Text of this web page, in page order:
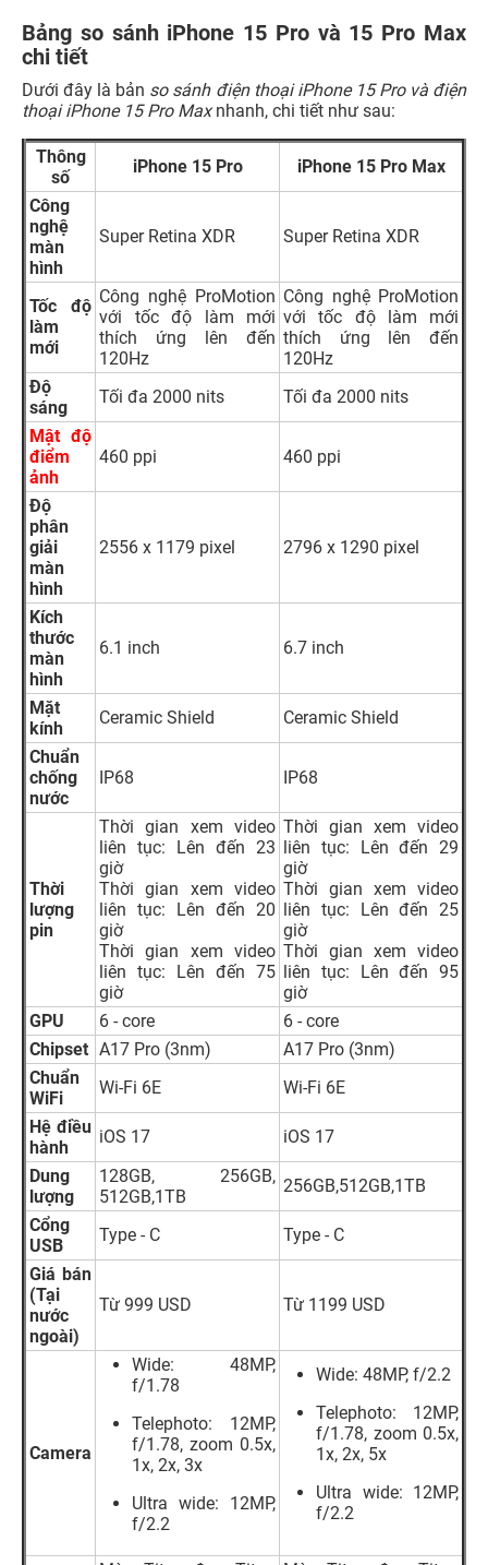
Bảng so sánh iPhone 15 Pro và 15 Pro Max
chi tiết
Dưới đây là bản so sánh điện thoại iPhone 15 Pro và điện
thoại iPhone 15 Pro Maxnhanh, chi tiết như sau:
Thông
số
iPhone 15 Pro
iPhone 15 Pro Max
Công
nghệ
màn
hình
Super Retina XDR Super Retina XDR
Tốc độ
làm
mới
Công nghệ ProMotion
với tốc độ làm mới
thích ứng lên đến
120Hz
Công nghệ ProMotion
với tốc độ làm mới
thích ứng lên đến
120Hz
Độ
sáng
Tối đa 2000 nits
Tối đa 2000 nits
Mật độ
điểm
ảnh
460 ppi 460 ppi
Độ
phân
giải
màn
hình
2556 x 1179 pixel 2796 x 1290 pixel
Kích
thước
màn
hình
6.1 inch 6.7 inch
Mặt
kính
Ceramic Shield
Ceramic Shield
Chuẩn
chống
nước
IP68 IP68
Thời
lượng
pin
Thời gian xem video
liên tục: Lên đến 23
giờ
Thời gian xem video
liên tục: Lên đến 20
giờ
Thời gian xem video
liên tục: Lên đến 75
giờ
Thời gian xem video
liên tục: Lên đến 29
giờ
Thời gian xem video
liên tục: Lên đến 25
giờ
Thời gian xem video
liên tục: Lên đến 95
giờ
GPU
6 - core
6 - core
Chipset A17 Pro (3nm)
A17 Pro (3nm)
Chuẩn
WiFi
Wi-Fi 6E
Wi-Fi 6E
Hệ điều
hành
iOS 17
iOS 17
Dung
lượng
128GB, 256GB,
512GB,1TB
256GB,512GB,1TB
Cổng
USB
Type - C
Type - C
Giá bán
(Tại
nước
ngoài)
Từ 999 USD Từ 1199 USD
Camera
Wide: 48MP,
f/1.78
Telephoto: 12MP,
f/1.78, zoom 0.5x,
1x, 2x, 3x
Ultra wide: 12MP,
f/2.2
Wide: 48MP, f/2.2
Telephoto: 12MP,
f/1.78, zoom 0.5x,
1x, 2x, 5x
Ultra wide: 12MP,
f/2.2